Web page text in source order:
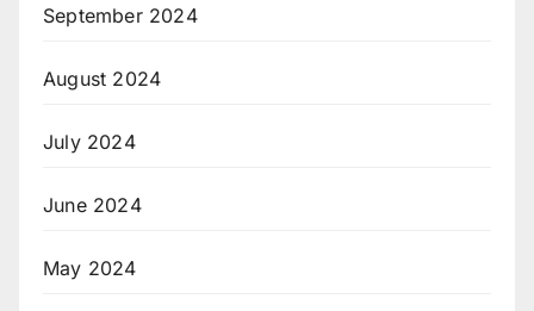
September 2024
August 2024
July 2024
June 2024
May 2024